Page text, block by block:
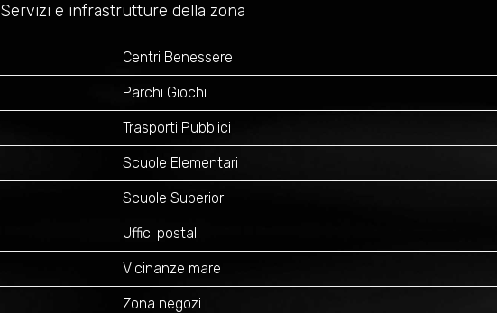
Servizi e infrastrutture della zona
Centri Benessere
Parchi Giochi
Trasporti Pubblici
Scuole Elementari
Scuole Superiori
Uffici postali
Vicinanze mare
Zona negozi